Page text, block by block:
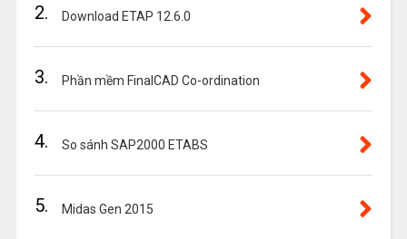
2. Download ETAP 12.6.0
3. Phần mềm FinalCAD Co-ordination
4. So sánh SAP2000 ETABS
5. Midas Gen 2015